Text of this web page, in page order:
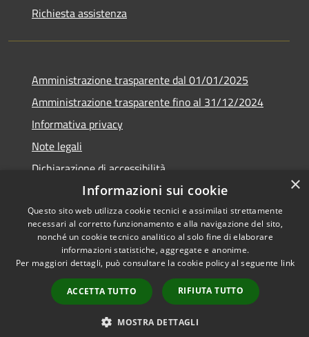
Richiesta assistenza
Amministrazione trasparente dal 01/01/2025
Amministrazione trasparente fino al 31/12/2024
Informativa privacy
Note legali
Dichiarazione di accessibilità
Accessibilità
Privacy
Mappa del sito
Copyright © 2026 • Comune di
Sant'Ambrogio sul Garigliano •
Powered byMunicipium •
Accesso redazione
×
Informazioni sui cookie
Questo sito web utilizza cookie tecnici e assimilati strettamente
necessari al corretto funzionamento e alla navigazione del sito,
nonché un cookie tecnico analitico al solo fine di elaborare
informazioni statistiche, aggregate e anonime.
Per maggiori dettagli, può consultare la cookie policy al seguente link
ACCETTA TUTTO RIFIUTA TUTTO
MOSTRA DETTAGLI